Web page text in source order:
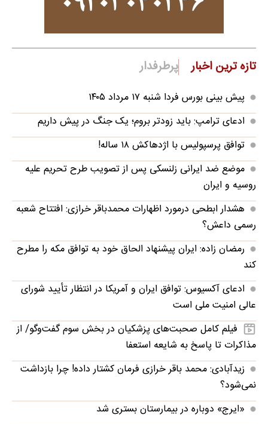
تازه ترین اخبار پرطرفدار
پیش بینی بورس فردا شنبه ۱۷ مرداد ۱۴۰۵
ادعای ترامپ: باید زودتر بروم؛ یک جنگ در پیش داریم
توافق پرسپولیس با اژدهاکش ۱۸ ساله!
موضع ضد ایرانی زلنسکی پس از تصویب طرح تحریم علیه
روسیه و ایران
هشدار ابطحی درمورد اظهارات محمدباقر خرازی: افتتاح شعبه
رسمی داعش؟
رمضان زاده: ایران پیشنهاد الحاق خود به توافق مکه را مطرح
کند
ادعای آکسیوس: توافق ایران و آمریکا در انتظار تأیید شورای
عالی امنیت ملی است
فیلم کامل صحبت‌های پزشکیان در بخش سوم گفت‌وگو/ از
مذاکرات تا پاسخ به شایعه استعفا
زیدآبادی: محمد باقر خرازی فرمان کشتار داده! چرا بازداشت
نمی‌شود؟
«ایرج» دوباره در بیمارستان بستری شد